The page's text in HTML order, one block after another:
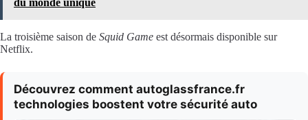
La troisième saison de Squid Game est désormais disponible sur
Netflix.
Découvrez comment autoglassfrance.fr
technologies boostent votre sécurité auto